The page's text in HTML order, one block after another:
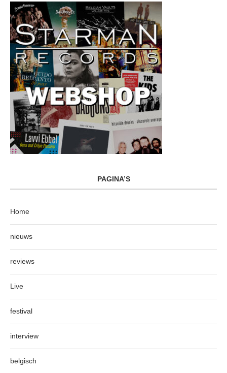
PAGINA’S
Home
nieuws
reviews
Live
festival
interview
belgisch